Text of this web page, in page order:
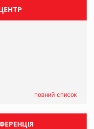
повний список